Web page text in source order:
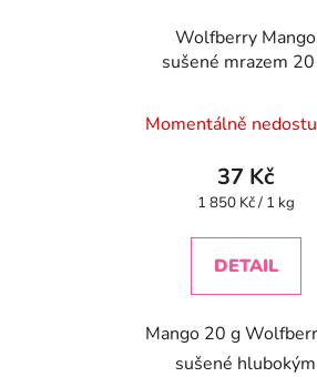
Wolfberry Mango
sušené mrazem
Momentálně
37 Kč
Měrná
1 850 Kč / 1 kg
DETAIL
Mango 20 g
sušené hlubokým